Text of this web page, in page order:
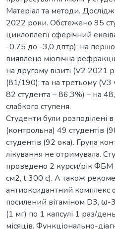
Матеріал та методи.
2022 роки. Обстежено 95
циклоплегії сферічний
-0,75 до -3,0 дптр): на
виявлено міопічна
на другому візиті (V2 2021
(81/190); та на третьому
82 студентa – 86,3%) – на
слабкого ступеня.
Студенти були розподілені
(контрольна) 49 студентів
студентів (92 ока). Група
лікування не отримувала.
проведено 2 курси/рік
см2, t 300 с). А також
антиоксидантний комплекс
посилений вітаміном D3,
(1 мг) по 1 капсулі 1 раз/
місяців. Функціонально-